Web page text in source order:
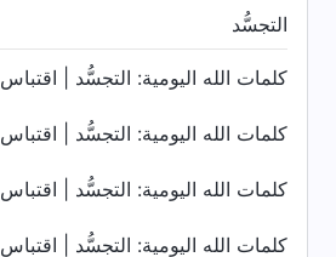
التجسُّد
في الأيام الأخيرة التجسُّد
كلمات الله اليومية: التجسُّد | اقتباس 99
كلمات الله اليومية: التجسُّد | اقتباس 100
كلمات الله اليومية: التجسُّد | اقتباس 101
كلمات الله اليومية: التجسُّد | اقتباس 102